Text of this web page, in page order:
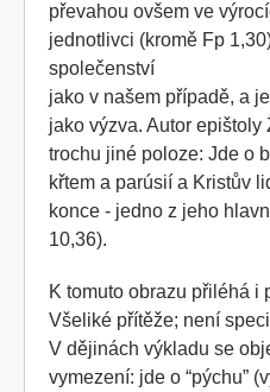
převahou ovšem ve
jednotlivci (kromě Fp
společenství
jako v našem případě, a
jako výzva. Autor epištoly
trochu jiné poloze: Jde o
křtem a parúsií a Kristův
konce - jedno z jeho
10,36).
K tomuto obrazu přiléhá i
Všeliké přítěže; není
V dějinách výkladu se
vymezení: jde o “pýchu”